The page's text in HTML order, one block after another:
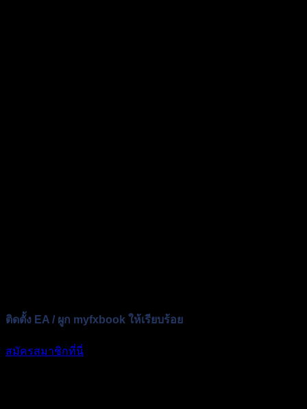
ติดตั้ง EA / ผูก myfxbook ให้เรียบร้อย
สมัครสมาชิกที่นี่